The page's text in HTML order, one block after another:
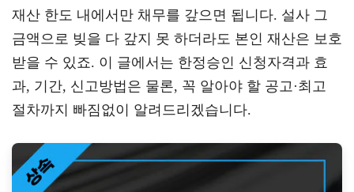
재산 한도 내에서만 채무를 갚으면 됩니다. 설사 그
금액으로 빚을 다 갚지 못 하더라도 본인 재산은 보호
받을 수 있죠. 이 글에서는 한정승인 신청자격과 효
과, 기간, 신고방법은 물론, 꼭 알아야 할 공고·최고
절차까지 빠짐없이 알려드리겠습니다.